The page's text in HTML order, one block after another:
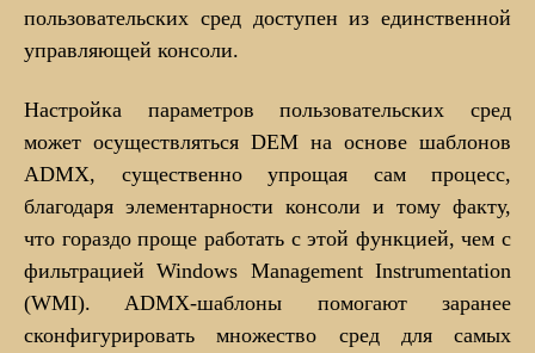
пользовательских сред доступен из единственной
управляющей консоли.
Настройка параметров пользовательских сред
может осуществляться DEM на основе шаблонов
ADMX, существенно упрощая сам процесс,
благодаря элементарности консоли и тому факту,
что гораздо проще работать с этой функцией, чем с
фильтрацией Windows Management Instrumentation
(WMI). ADMX-шаблоны помогают заранее
сконфигурировать множество сред для самых